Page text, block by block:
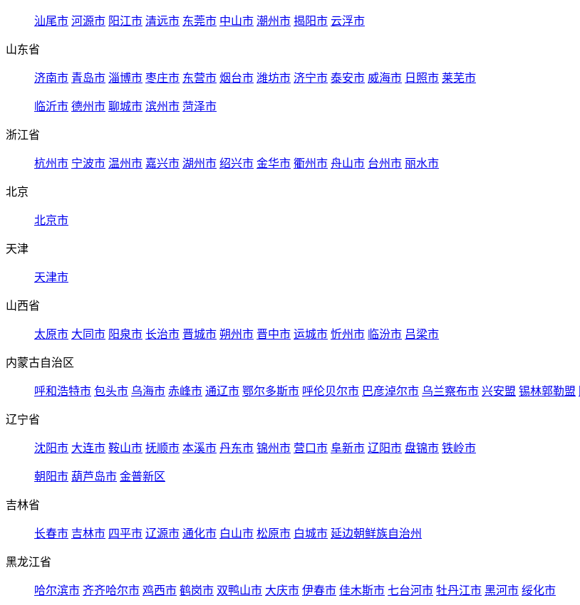
汕尾市 河源市 阳江市 清远市 东莞市 中山市 潮州市 揭阳市 云浮市
山东省
济南市 青岛市 淄博市 枣庄市 东营市 烟台市 潍坊市 济宁市 泰安市 威海市 日照市 莱芜市
临沂市 德州市 聊城市 滨州市 菏泽市
浙江省
杭州市 宁波市 温州市 嘉兴市 湖州市 绍兴市 金华市 衢州市 舟山市 台州市 丽水市
北京
北京市
天津
天津市
山西省
太原市 大同市 阳泉市 长治市 晋城市 朔州市 晋中市 运城市 忻州市 临汾市 吕梁市
内蒙古自治区
呼和浩特市 包头市 乌海市 赤峰市 通辽市 鄂尔多斯市 呼伦贝尔市 巴彦淖尔市 乌兰察布市 兴安盟 锡林郭勒盟
辽宁省
沈阳市 大连市 鞍山市 抚顺市 本溪市 丹东市 锦州市 营口市 阜新市 辽阳市 盘锦市 铁岭市
朝阳市 葫芦岛市 金普新区
吉林省
长春市 吉林市 四平市 辽源市 通化市 白山市 松原市 白城市 延边朝鲜族自治州
黑龙江省
哈尔滨市 齐齐哈尔市 鸡西市 鹤岗市 双鸭山市 大庆市 伊春市 佳木斯市 七台河市 牡丹江市 黑河市 绥化市